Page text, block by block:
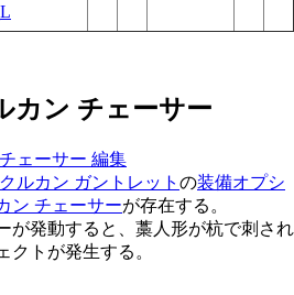
L
ン チェーサー
ルカン ガントレット の装備オプシ
ン チェーサーが存在する。
が発動すると、藁人形が杭で刺され
クトが発生する。